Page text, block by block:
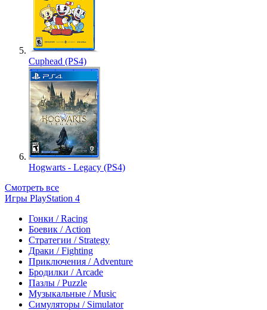
Cuphead (PS4)
Hogwarts - Legacy (PS4)
Смотреть все
Игры PlayStation 4
Гонки / Racing
Боевик / Action
Стратегии / Strategy
Драки / Fighting
Приключения / Adventure
Бродилки / Arcade
Пазлы / Puzzle
Музыкальные / Music
Симуляторы / Simulator